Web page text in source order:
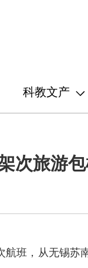
科教文产
次旅游
航班，从无锡苏